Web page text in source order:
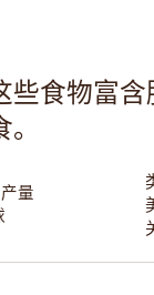
食物富
量